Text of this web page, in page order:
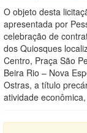
O objeto desta
apresentada por
celebração de
dos Quiosques
Centro, Praça São
Beira Rio – Nova
Ostras, a título
atividade